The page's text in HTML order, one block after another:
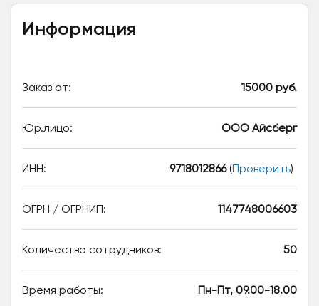
Информация
Заказ от: 15000 руб.
Юр.лицо: ООО Айсберг
ИНН: 9718012866 (Проверить)
ОГРН / ОГРНИП: 1147748006603
Количество сотрудников: 50
Время работы: Пн-Пт, 09.00-18.00